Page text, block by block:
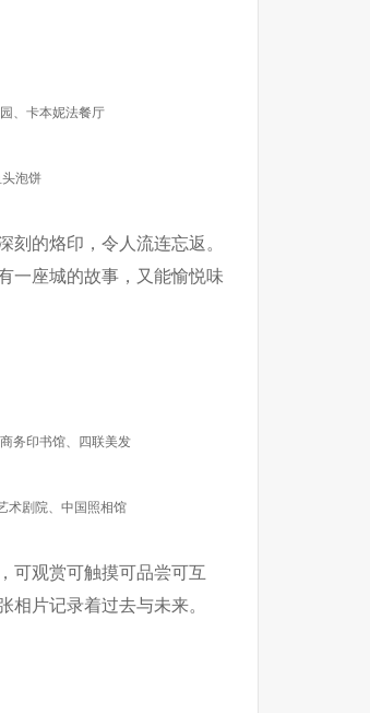
、卡本妮法餐厅
泡饼
刻的烙印，令人流连忘返。
一座城的故事，又能愉悦味
务印书馆、四联美发
术剧院、中国照相馆
可观赏可触摸可品尝可互
相片记录着过去与未来。